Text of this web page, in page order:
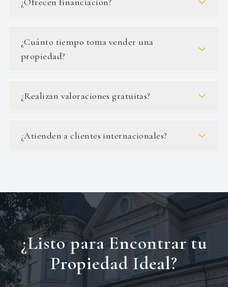
¿Cuánto tiempo toma vender una
propiedad?
¿Realizan valoraciones gratuitas?
¿Atienden a clientes internacionales?
¿Listo para Encontrar tu
Propiedad Ideal?